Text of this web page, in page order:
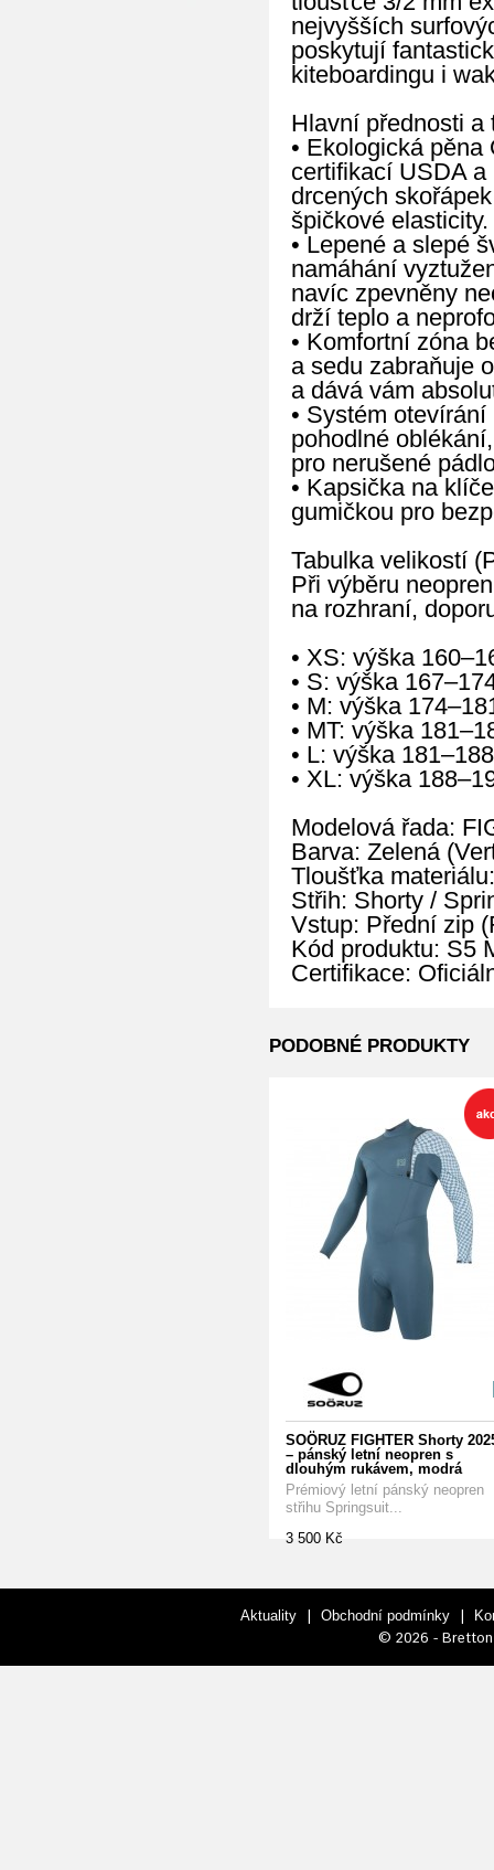
nejvyšších
poskytují
kiteboardingu i
Hlavní přednosti a
• Ekologická
certifikací USDA
drcených
špičkové elasticity.
• Lepené a slepé
namáhání
navíc zpevněny
drží teplo a
• Komfortní zóna
a sedu zabraňuje
a dává vám
• Systém
pohodlné
pro nerušené
• Kapsička na
gumičkou pro
Tabulka velikostí
Při výběru
na rozhraní,
• XS: výška
• S: výška
• M: výška
• MT: výška
• L: výška
• XL: výška
Modelová řada:
Barva: Zelená
Tloušťka
Střih: Shorty /
Vstup: Přední zip
Kód produktu: S5
Certifikace:
PODOBNÉ PRODUKTY
SOÖRUZ FIGHTER Shorty
– pánský letní neopren s
dlouhým rukávem, modrá
Prémiový letní pánský neopren
střihu Springsuit...
3 500 Kč
Aktuality | Obchodní podmínky |
© 2026 - Bretton